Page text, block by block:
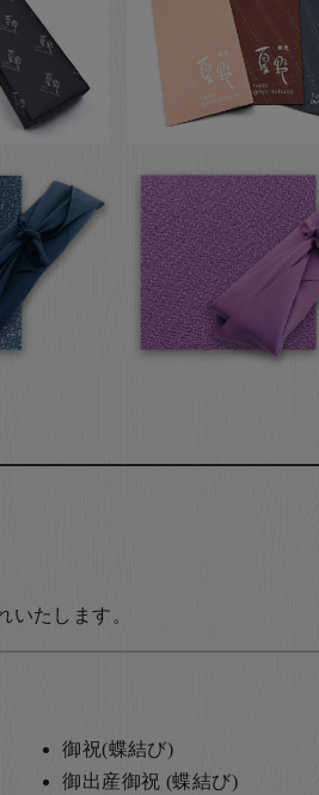
いたします。
御祝(蝶結び)
御出産御祝 (蝶結び)